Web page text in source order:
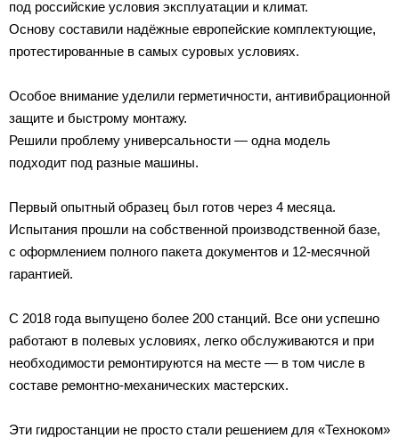
под российские условия эксплуатации и климат.
Основу составили надёжные европейские комплектующие,
протестированные в самых суровых условиях.
Особое внимание уделили герметичности, антивибрационной
защите и быстрому монтажу.
Решили проблему универсальности — одна модель
подходит под разные машины.
Первый опытный образец был готов через 4 месяца.
Испытания прошли на собственной производственной базе,
с оформлением полного пакета документов и 12-месячной
гарантией.
С 2018 года выпущено более 200 станций. Все они успешно
работают в полевых условиях, легко обслуживаются и при
необходимости ремонтируются на месте — в том числе в
составе ремонтно-механических мастерских.
Эти гидростанции не просто стали решением для «Техноком»